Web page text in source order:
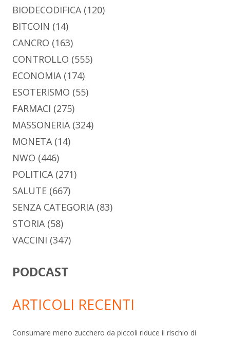
BIODECODIFICA (120)
BITCOIN (14)
CANCRO (163)
CONTROLLO (555)
ECONOMIA (174)
ESOTERISMO (55)
FARMACI (275)
MASSONERIA (324)
MONETA (14)
NWO (446)
POLITICA (271)
SALUTE (667)
SENZA CATEGORIA (83)
STORIA (58)
VACCINI (347)
PODCAST
ARTICOLI RECENTI
Consumare meno zucchero da piccoli riduce il rischio di